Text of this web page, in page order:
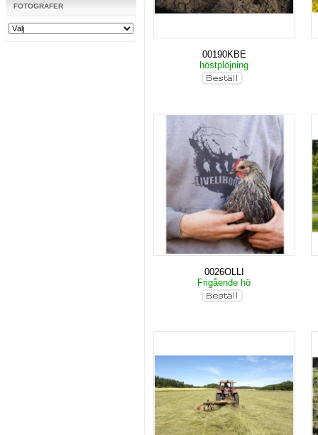
FOTOGRAFER
00190KBE
höstplöjning
0026OLLI
Frigående hö